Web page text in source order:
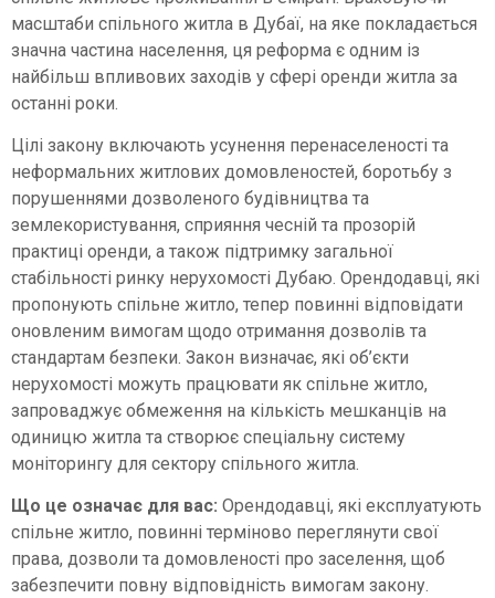
масштаби спільного житла в Дубаї, на яке покладається
значна частина населення, ця реформа є одним із
найбільш впливових заходів у сфері оренди житла за
останні роки.
Цілі закону включають усунення перенаселеності та
неформальних житлових домовленостей, боротьбу з
порушеннями дозволеного будівництва та
землекористування, сприяння чесній та прозорій
практиці оренди, а також підтримку загальної
стабільності ринку нерухомості Дубаю. Орендодавці, які
пропонують спільне житло, тепер повинні відповідати
оновленим вимогам щодо отримання дозволів та
стандартам безпеки. Закон визначає, які об’єкти
нерухомості можуть працювати як спільне житло,
запроваджує обмеження на кількість мешканців на
одиницю житла та створює спеціальну систему
моніторингу для сектору спільного житла.
Що це означає для вас: Орендодавці, які експлуатують
спільне житло, повинні терміново переглянути свої
права, дозволи та домовленості про заселення, щоб
забезпечити повну відповідність вимогам закону.